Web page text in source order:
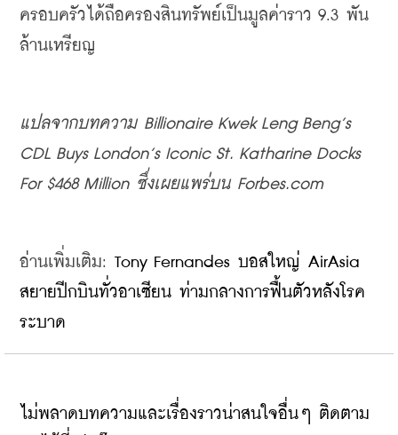
ครอบครัวได้ถือครองสินทรัพย์เป็นมูลค่าราว 9.3 พัน
ล้านเหรียญ
แปลจากบทความ Billionaire Kwek Leng Beng’s
CDL Buys London’s Iconic St. Katharine Docks
For $468 Million ซึ่งเผยแพร่บน Forbes.com
อ่านเพิ่มเติม: Tony Fernandes บอสใหญ่ AirAsia
สยายปีกบินทั่วอาเซียน ท่ามกลางการฟื้นตัวหลังโรค
ระบาด
ไม่พลาดบทความและเรื่องราวน่าสนใจอื่นๆ ติดตาม